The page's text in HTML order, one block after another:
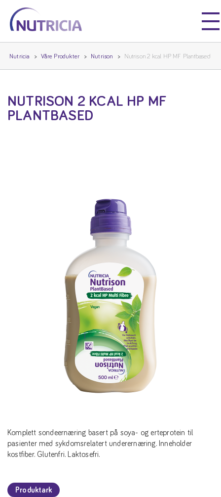
Nutricia
Nutricia
Nutricia Våre Produkter Nutrison Nutrison 2 kcal HP MF Plantbased
NUTRISON 2 KCAL HP MF
PLANTBASED
Komplett sondeernæring basert på soya- og erteprotein til
pasienter med sykdomsrelatert underernæring. Inneholder
kostfiber. Glutenfri. Laktosefri.
Produktark